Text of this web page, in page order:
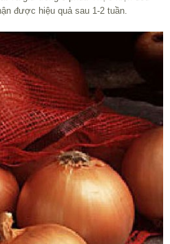
được hiệu quả sau 1-2 tuần.